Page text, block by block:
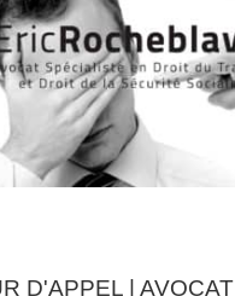
D'APPEL | AVOCAT